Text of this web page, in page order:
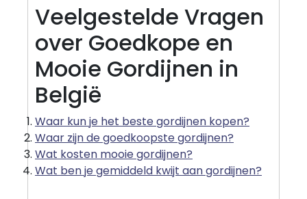
Veelgestelde Vragen
over Goedkope en
Mooie Gordijnen in
België
Waar kun je het beste gordijnen kopen?
Waar zijn de goedkoopste gordijnen?
Wat kosten mooie gordijnen?
Wat ben je gemiddeld kwijt aan gordijnen?